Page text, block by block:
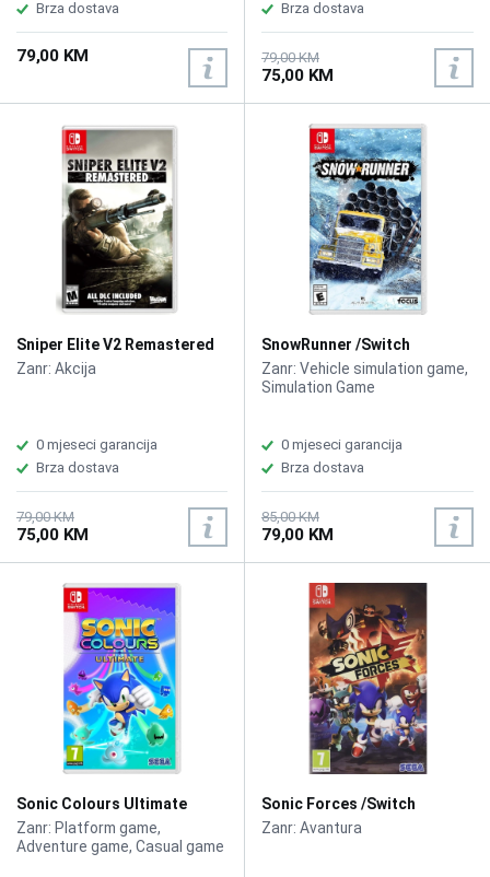
Brza dostava
79,00 KM
Brza dostava
79,00 KM
75,00 KM
Sniper Elite V2 Remastered
/Switch
Zanr: Akcija
0 mjeseci garancija
Brza dostava
79,00 KM
75,00 KM
SnowRunner /Switch
Zanr: Vehicle simulation game,
Simulation Game
0 mjeseci garancija
Brza dostava
85,00 KM
79,00 KM
Sonic Colours Ultimate
/Switch
Zanr: Platform game,
Adventure game, Casual game
Sonic Forces /Switch
Zanr: Avantura